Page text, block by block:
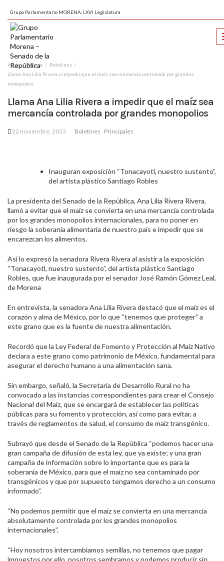
Grupo Parlamentario MORENA, LXVI Legislatura
Inicio Prensa
Boletines
Llama Ana Lilia Rivera a impedir que el maíz sea mercancía controlada por grandes
monopolios
Llama Ana Lilia Rivera a impedir que el maíz sea
mercancía controlada por grandes monopolios
22 noviembre, 2023 Boletines Principales
Inauguran exposición “Tonacayotl, nuestro sustento”,
del artista plástico Santiago Robles
La presidenta del Senado de la República, Ana Lilia Rivera Rivera,
llamó a evitar que el maíz se convierta en una mercancía controlada
por los grandes monopolios internacionales, para no poner en
riesgo la soberanía alimentaria de nuestro país e impedir que se
encarezcan los alimentos.
Así lo expresó la senadora Rivera Rivera al asistir a la exposición
“Tonacayotl, nuestro sustento”, del artista plástico Santiago
Robles, que fue inaugurada por el senador José Ramón Gómez Leal,
de Morena
En entrevista, la senadora Ana Lilia Rivera destacó que el maíz es el
corazón y alma de México, por lo que “tenemos que proteger” a
este grano que es la fuente de nuestra alimentación.
Recordó que la Ley Federal de Fomento y Protección al Maíz Nativo
declara a este grano como patrimonio de México, fundamental para
asegurar el derecho humano a una alimentación sana.
Sin embargo, señaló, la Secretaría de Desarrollo Rural no ha
convocado a las instancias correspondientes para crear el Consejo
Nacional del Maíz, que se encargará de establecer las políticas
públicas para su fomento y protección, así como para evitar, a
través de reglamentos de salud, el consumo de maíz transgénico.
Subrayó que desde el Senado de la República “podemos hacer una
gran campaña de difusión de esta ley, que ya existe; y una gran
campaña de información sobre lo importante que es para la
soberanía de México, para que el maíz no sea contaminado por
transgénicos y que por supuesto tengamos derecho a un consumo
informado”.
“No podemos permitir que el maíz se convierta en una mercancía
absolutamente controlada por los grandes monopolios
internacionales”.
“Hoy nosotros intercambiamos semillas, no tenemos que pagar
impuestos por ello, nosotros sembramos y podemos producir sin